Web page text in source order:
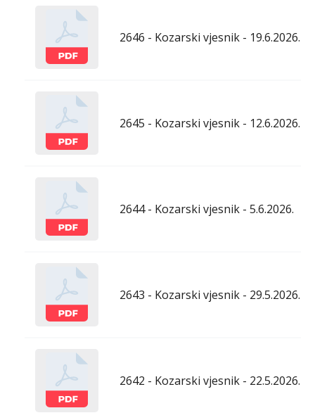
2646 - Kozarski vjesnik - 19.6.2026.
2645 - Kozarski vjesnik - 12.6.2026.
2644 - Kozarski vjesnik - 5.6.2026.
2643 - Kozarski vjesnik - 29.5.2026.
2642 - Kozarski vjesnik - 22.5.2026.